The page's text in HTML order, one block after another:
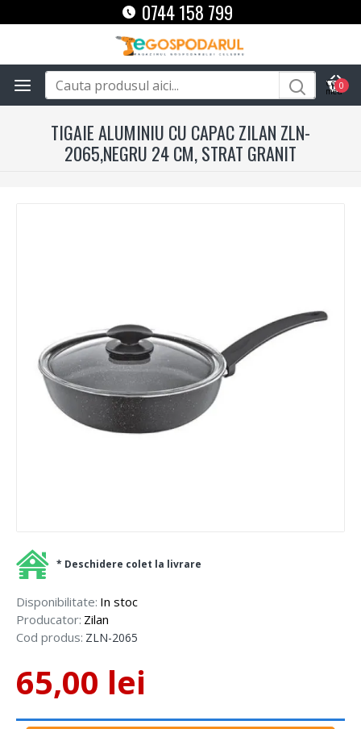
0744 158 799
0
TIGAIE ALUMINIU CU CAPAC ZILAN ZLN-
2065,NEGRU 24 CM, STRAT GRANIT
Disponibilitate: In stoc
Producator: Zilan
Cod produs: ZLN-2065
65,00 lei
* Deschidere colet la livrare